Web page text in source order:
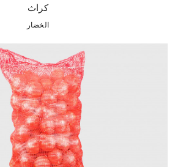
كراث
الخضار